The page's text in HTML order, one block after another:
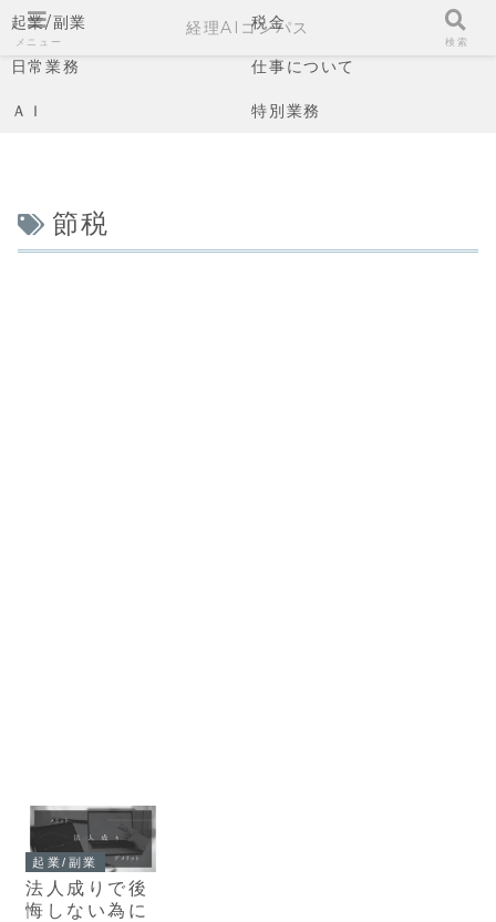
起業/副業 税金
日常業務 仕事について
ＡＩ 特別業務
節税
起業/副業
法人成りで後
悔しない為に
メニュー
経理AIコンパス
検索